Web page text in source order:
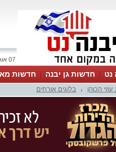
07 אוגוסט 2026 / 23:54
נט חדשות גן יבנה חדשות
הכוהן בלוגים אורחים